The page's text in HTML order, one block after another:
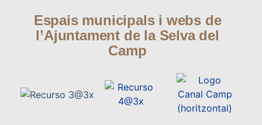
Espais municipals i webs de
l’Ajuntament de la Selva del
Camp